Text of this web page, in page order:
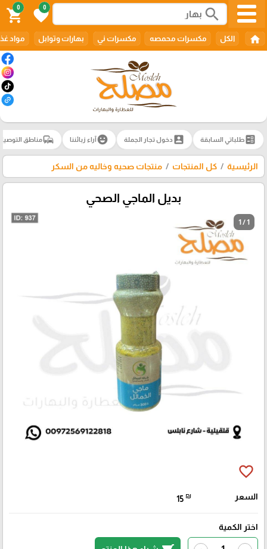
search
0
favorite
0
shopping_cart
home الكل مكسرات محمصه مكسرات ني بهارات وتوابل مواد
ballotطلباتي السابقة account_box دخول تجار الجملة emoji_emotionsآراء زبائننا commuteمناطق
الرئيسية كل المنتجات منتجات صحيه وخاليه من السكر
بديل الماجي الصحي
1 / 1
favorite_border
السعر 15 ₪
اختر الكمية